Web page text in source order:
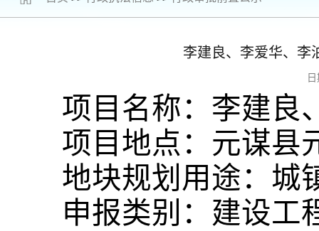
李建良、李爱华、李
项目名称：李建良
项目地点：元谋县
地块规划用途：城
申报类别：建设工